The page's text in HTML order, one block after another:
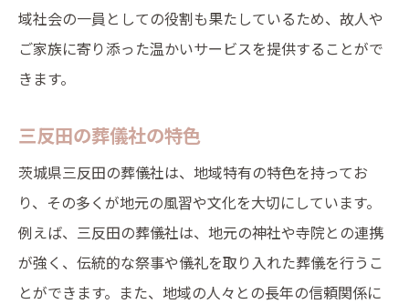
各葬儀社の特徴とサービス
葬儀プランの比較
地元で評判の葬儀社を選ぶ
地元の風習に対応三反田の信頼できる葬儀社
三反田の風習と葬儀
地域に根ざしたサービスの重要性
風習に合わせた葬儀プラン
域社会の一員としての役割も果たしているため、故人や
ご家族に寄り添った温かいサービスを提供することがで
きます。
三反田の葬儀社の特色
茨城県三反田の葬儀社は、地域特有の特色を持ってお
り、その多くが地元の風習や文化を大切にしています。
例えば、三反田の葬儀社は、地元の神社や寺院との連携
が強く、伝統的な祭事や儀礼を取り入れた葬儀を行うこ
とができます。また、地域の人々との長年の信頼関係に